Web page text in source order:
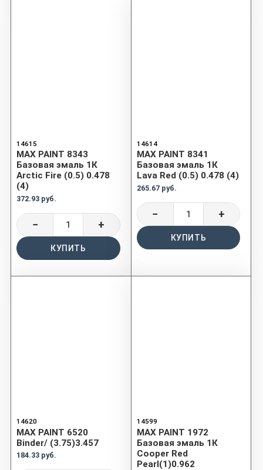
14615
MAX PAINT 8343
Базовая эмаль 1К
Arctic Fire (0.5) 0.478
(4)
372.93 руб.
− +
КУПИТЬ
14614
MAX PAINT 8341
Базовая эмаль 1К
Lava Red (0.5) 0.478 (4)
265.67 руб.
− +
КУПИТЬ
14620
MAX PAINT 6520
Binder/ (3.75)3.457
184.33 руб.
14599
MAX PAINT 1972
Базовая эмаль 1К
Cooper Red
Pearl(1)0.962